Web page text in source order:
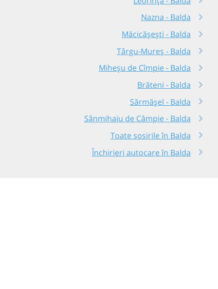
Nazna - Balda
Măcicășești - Balda
Târgu-Mureș - Balda
Miheșu de Cîmpie - Balda
Brăteni - Balda
Sărmășel - Balda
Sânmihaiu de Câmpie - Balda
Toate sosirile în Balda
Închirieri autocare în Balda